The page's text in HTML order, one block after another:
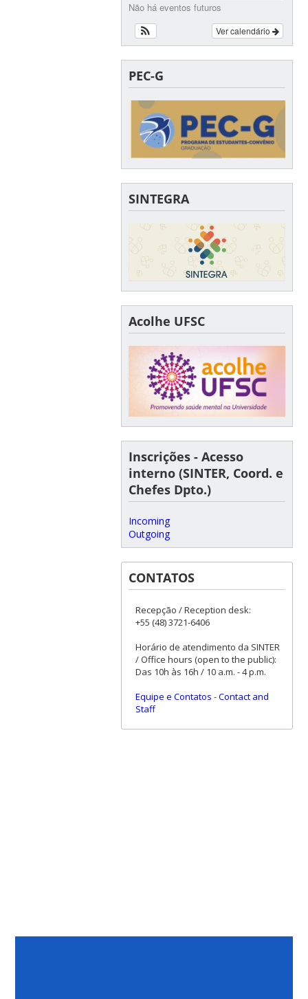
Não há eventos futuros
Ver calendário
PEC-G
SINTEGRA
Acolhe UFSC
Inscrições - Acesso
interno (SINTER, Coord. e
Chefes Dpto.)
Incoming
Outgoing
CONTATOS
Recepção / Reception desk:
+55 (48) 3721-6406
Horário de atendimento da SINTER
/ Office hours (open to the public):
Das 10h às 16h / 10 a.m. - 4 p.m.
Equipe e Contatos -Contact and
Staff